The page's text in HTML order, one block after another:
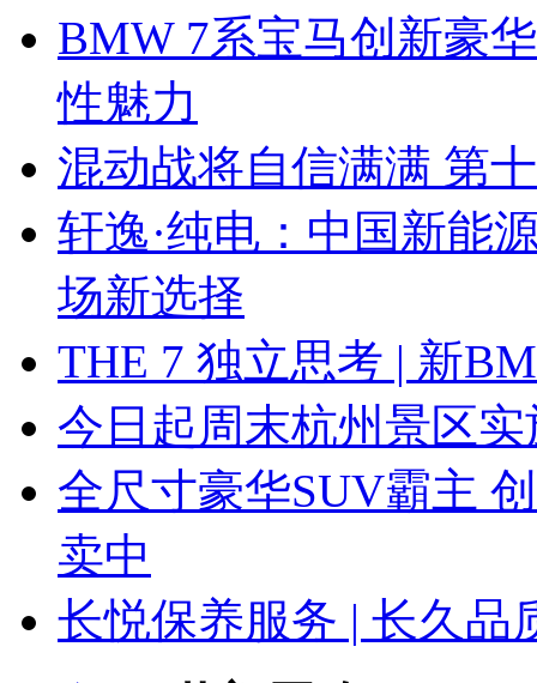
BMW 7系宝马创新豪
性魅力
混动战将自信满满 第
轩逸·纯电：中国新能
场新选择
THE 7 独立思考 | 新
今日起周末杭州景区
全尺寸豪华SUV霸主
卖中
长悦保养服务 | 长久品